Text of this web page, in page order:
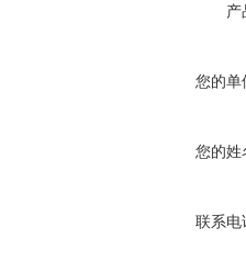
产
您的单
您的姓
联系电